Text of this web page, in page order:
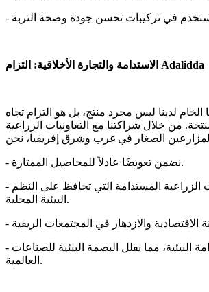
الاستدامة والتجارة الأخلاقية: التزام Adalidda
لدينا ليس مجرد منتج، بل هو التزام تجاه
من خلال شراكتنا مع التعاونيات الزراعية
- نضمن تعويضًا عادلاً للمحاصيل الممتازة.
- ندعم الممارسات الزراعية المستدامة التي تحافظ على النظم
البيئية المحلية.
- ندعم الاستدامة البيئية، مما يقلل البصمة البيئية للصناعات
العالمية.